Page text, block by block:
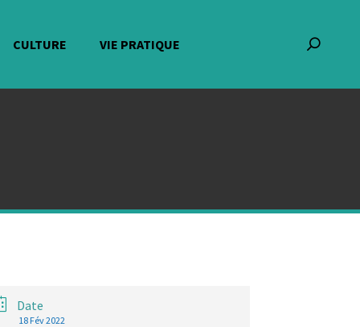
CULTURE VIE PRATIQUE
Date
18 Fév 2022